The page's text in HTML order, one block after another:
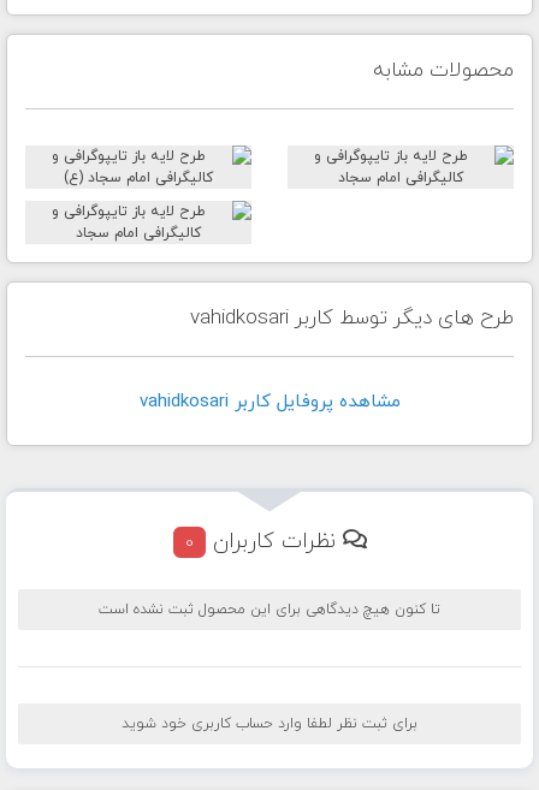
محصولات مشابه
طرح های دیگر توسط کاربر vahidkosari
مشاهده پروفايل کاربر vahidkosari
نظرات کاربران 0
تا کنون هیچ دیدگاهی برای این محصول ثبت نشده است
برای ثبت نظر لطفا وارد حساب کاربری خود شوید